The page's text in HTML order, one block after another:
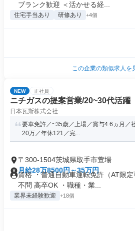
ブランク歓迎 ＜活かせる経...
住宅手当あり 研修あり +4個
この企業の類似求人を
NEW 正社員
ニチガスの提案営業/20~30代活躍
日本瓦斯株式会社
要車免許／~35歳／上場／賞与4.6ヵ月／
20万／年休121／完...
〒300-1504茨城県取手市萱場
月給28万8500円～35万円
資格 ・普通自動車運転免許（AT限
不問 高卒OK ・職種・業...
業界未経験歓迎 +18個